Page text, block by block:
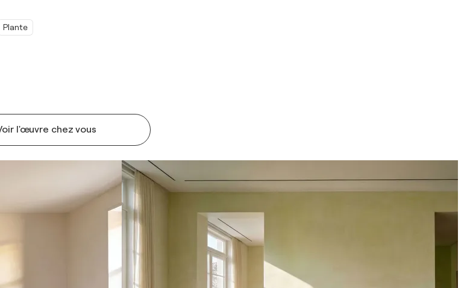
l'œuvre chez vous
Plante